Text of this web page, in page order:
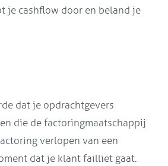
je cashflow door en beland je
dat je opdrachtgevers
die de factoringmaatschappij
verlopen van een
dat je klant failliet gaat.